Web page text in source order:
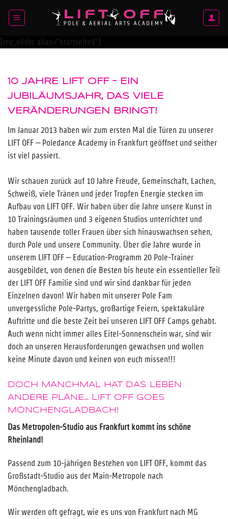
Inhalt
[rev_slider alias=”startseite1″]
10 JAHRE LIFT OFF – EIN
JUBILÄUMSJAHR, DAS VIELE
VERÄNDERUNGEN BRINGT!
Im Januar 2013 haben wir zum ersten Mal die Türen zu unserer
LIFT OFF – Poledance Academy in Frankfurt geöffnet und seither
ist viel passiert.
Wir schauen zurück auf 10 Jahre Freude, Gemeinschaft, Lachen,
Schweiß, viele Tränen und jeder Tropfen Energie stecken im
Aufbau von LIFT OFF. Wir haben über die Jahre unsere Kunst in
10 Trainingsräumen und 3 eigenen Studios unterrichtet und
haben tausende toller Frauen über sich hinauswachsen sehen,
durch Pole und unsere Community. Über die Jahre wurde in
unserem LIFT OFF – Education-Programm 20 Pole-Trainer
ausgebildet, von denen die Besten bis heute ein essentieller Teil
der LIFT OFF Familie sind und wir sind dankbar für jeden
Einzelnen davon! Wir haben mit unserer Pole Fam
unvergessliche Pole-Partys, großartige Feiern, spektakuläre
Auftritte und die beste Zeit bei unseren LIFT OFF Camps gehabt.
Auch wenn nicht immer alles Eitel-Sonnenschein war, sind wir
doch an unseren Herausforderungen gewachsen und wollen
keine Minute davon und keinen von euch missen!!!
DOCH MANCHMAL HAT DAS LEBEN
ANDERE PLÄNE… LIFT OFF GOES
MÖNCHENGLADBACH!
Das Metropolen-Studio aus Frankfurt kommt ins schöne
Rheinland!
Passend zum 10-jährigen Bestehen von LIFT OFF, kommt das
Großstadt-Studio aus der Main-Metropole nach
Mönchengladbach.
Wir werden oft gefragt, wie es uns von Frankfurt nach MG